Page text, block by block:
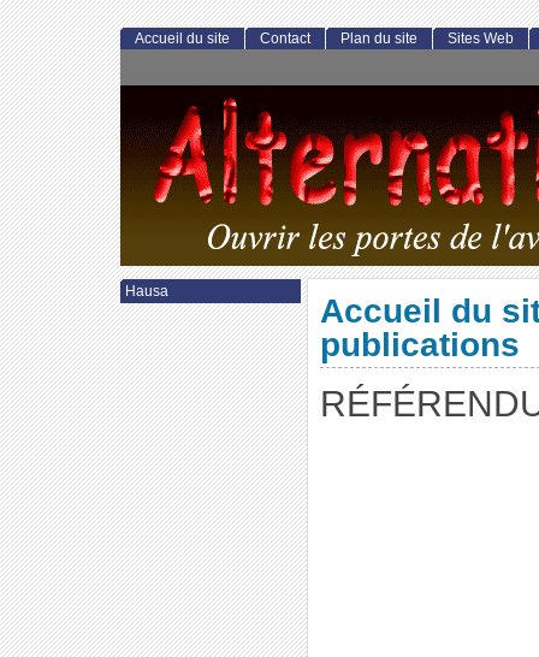
Accueil du
publications
Accueil du site Contact Plan du site Sites Web
Hausa